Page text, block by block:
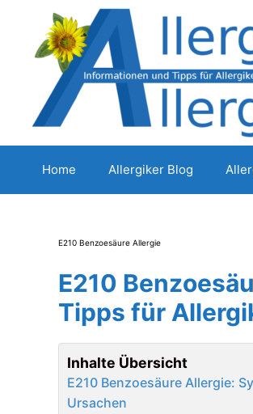
springen
Home Allergiker Blog
E210 Benzoesäure Allergie
E210
Tipps für
Inhalte Übersicht
E210 Benzoesäure Allergie:
Ursachen